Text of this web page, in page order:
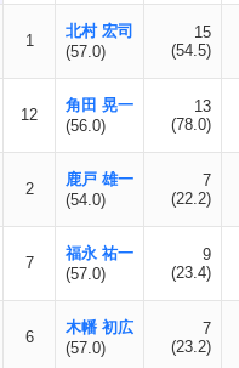
1
北村 宏司
(57.0)
15
(54.5)
12
角田 晃一
(56.0)
13
(78.0)
2
鹿戸 雄一
(54.0)
7
(22.2)
7
福永 祐一
(57.0)
9
(23.4)
6
木幡 初広
(57.0)
7
(23.2)